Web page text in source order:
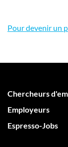
Pour devenir un
Chercheurs
Employeurs
Espresso-Jobs